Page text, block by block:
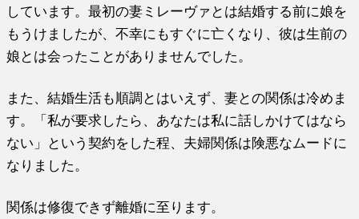
しています。最初の妻 ミレーヴァとは結婚する前に娘を
もうけましたが、不幸にもすぐに亡くなり、彼は生前の
娘とは会ったことがありませんでした。
また、結婚生活も順調とはいえず、妻との関係は冷めま
す。「私が要求したら、あなたは私に話しかけてはなら
ない」という契約をした程、夫婦関係は険悪なムードに
なりました。
関係は修復できず離婚に至ります。